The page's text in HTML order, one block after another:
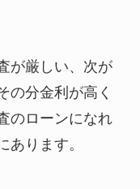
が厳しい、次が
の分金利が高く
のローンになれ
あります。